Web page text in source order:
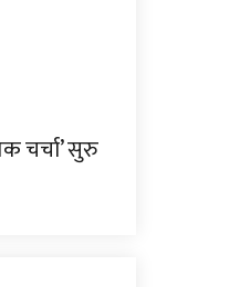
चर्चा’ सुरु